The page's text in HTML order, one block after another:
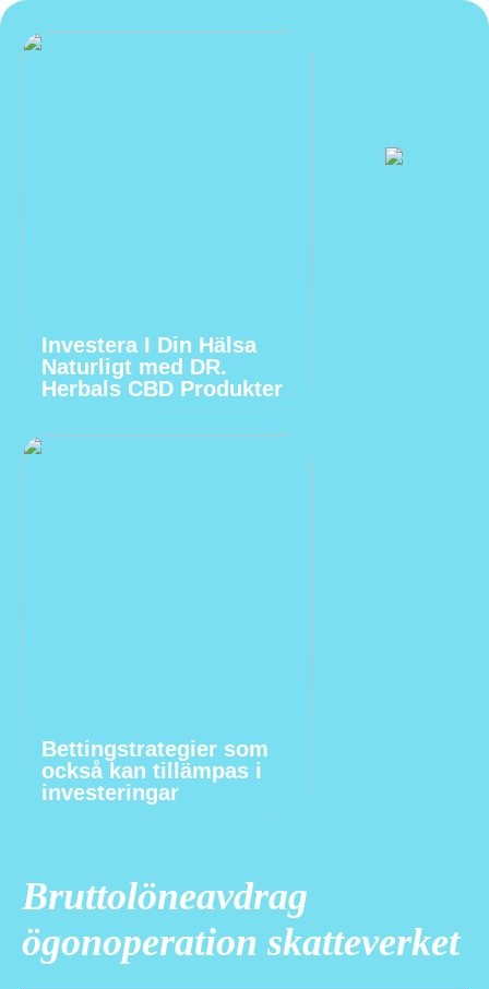
Investera I Din Hälsa
Naturligt med DR.
Herbals CBD Produkter
Bettingstrategier som
också kan tillämpas i
investeringar
Bruttolöneavdrag
ögonoperation skatteverket